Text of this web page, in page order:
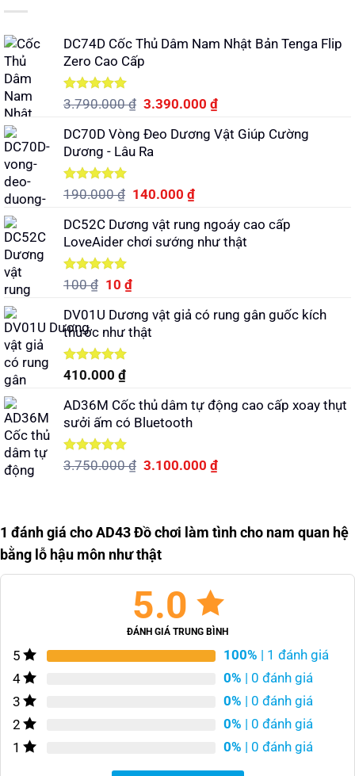
DC74D Cốc Thủ Dâm Nam Nhật Bản Tenga Flip
Zero Cao Cấp
Được xếp
5 sao
3.790.000₫ Giá
là:
3.790.000 ₫.
3.390.000₫Giá
tại
DC70D Vòng Đeo Dương Vật Giúp Cường
Dương - Lâu Ra
Được xếp
5 sao
190.000₫ Giá
là:
190.000 ₫.
140.000₫Giá
tại
là:
DC52C Dương vật rung ngoáy cao cấp
LoveAider chơi sướng như thật
Được xếp
hạng5.00
5 sao
100₫ Giá
là:
100 ₫.
10₫Giá
tại
là:
DV01U Dương vật giả có rung gân guốc kích
thước như thật
Được xếp
5 sao
410.000 ₫
AD36M Cốc thủ dâm tự động cao cấp xoay thụt
sưởi ấm có Bluetooth
Được xếp
3.750.000₫ Giá
3.100.000₫Giá
3.100.000 ₫.
1 đánh giá choAD43 Đồ chơi làm tình cho nam quan hệ
bằng lỗ hậu môn như thật
5.0
ĐÁNH GIÁ TRUNG BÌNH
5 100% | 1 đánh giá
4
0% | 0 đánh giá
3
0% | 0 đánh giá
2
0% | 0 đánh giá
1
0% | 0 đánh giá